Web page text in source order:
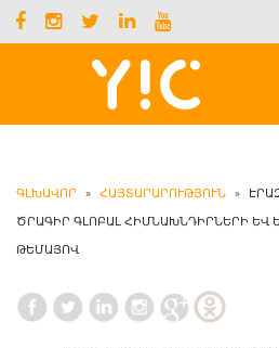
ԳԼԽԱՎՈՐ » ՀԱՅՏԱՐԱՐՈՒԹՅՈՒՆ »
ԾՐԱԳԻՐ ԳԼՈԲԱԼ ՀԻՄՆԱԽՆԴԻՐՆԵՐԻ ԵՎ
ԹԵՄԱՅՈՎ